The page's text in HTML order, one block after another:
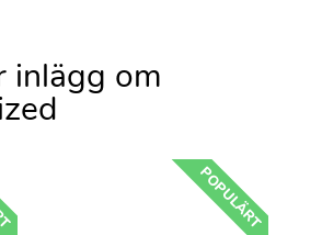
inlägg om
POPULÄRT